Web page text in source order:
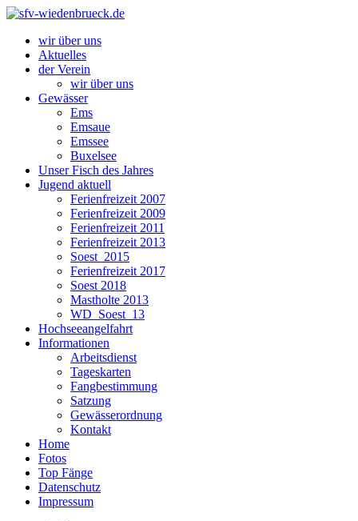
wir über uns
Aktuelles
der Verein
wir über uns
Gewässer
Ems
Emsaue
Emssee
Buxelsee
Unser Fisch des Jahres
Jugend aktuell
Ferienfreizeit 2007
Ferienfreizeit 2009
Ferienfreizeit 2011
Ferienfreizeit 2013
Soest_2015
Ferienfreizeit 2017
Soest 2018
Mastholte 2013
WD_Soest_13
Hochseeangelfahrt
Informationen
Arbeitsdienst
Tageskarten
Fangbestimmung
Satzung
Gewässerordnung
Kontakt
Home
Fotos
Top Fänge
Datenschutz
Impressum